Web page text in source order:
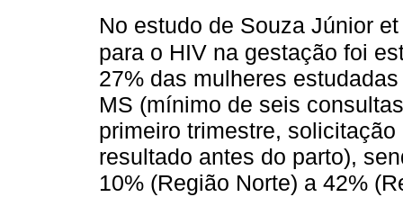
No estudo de Souza Júnior
para o HIV na gestação foi
27% das mulheres
MS (mínimo de seis
primeiro trimestre,
resultado antes do parto),
10% (Região Norte) a 42%